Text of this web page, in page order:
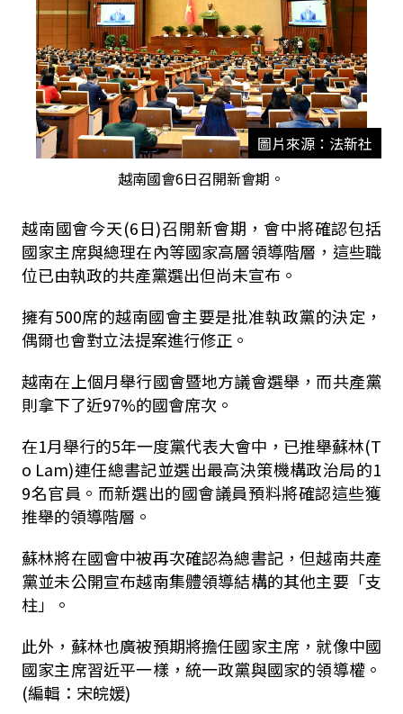
圖片來源：法新社
越南國會6日召開新會期。
越南國會今天(6日)召開新會期，會中將確認包括
國家主席與總理在內等國家高層領導階層，這些職
位已由執政的共產黨選出但尚未宣布。
擁有500席的越南國會主要是批准執政黨的決定，
偶爾也會對立法提案進行修正。
越南在上個月舉行國會暨地方議會選舉，而共產黨
則拿下了近97%的國會席次。
在1月舉行的5年一度黨代表大會中，已推舉蘇林(T
o Lam)連任總書記並選出最高決策機構政治局的1
9名官員。而新選出的國會議員預料將確認這些獲
推舉的領導階層。
蘇林將在國會中被再次確認為總書記，但越南共產
黨並未公開宣布越南集體領導結構的其他主要「支
柱」。
此外，蘇林也廣被預期將擔任國家主席，就像中國
國家主席習近平一樣，統一政黨與國家的領導權。
(編輯：宋皖媛)